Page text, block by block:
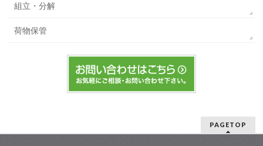
組立・分解
荷物保管
PAGETOP